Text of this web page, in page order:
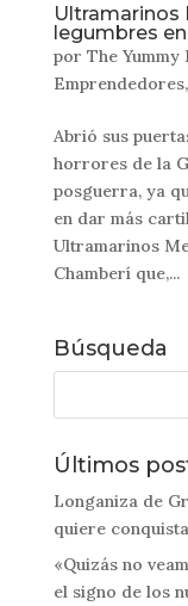
Ultramarinos
legumbres
por The Yummy
Emprendedores,
Abrió sus
horrores de la
posguerra, ya
en dar más
Ultramarinos
Chamberí que,...
Búsqueda
Últimos
Longaniza de
quiere
«Quizás no
el signo de los